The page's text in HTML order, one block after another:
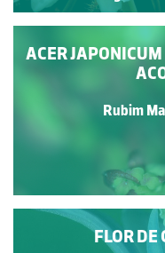
ACER
Rubim
FLOR